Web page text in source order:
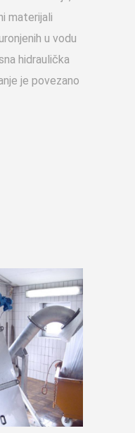
materijali
u vodu
hidraulička
je povezano